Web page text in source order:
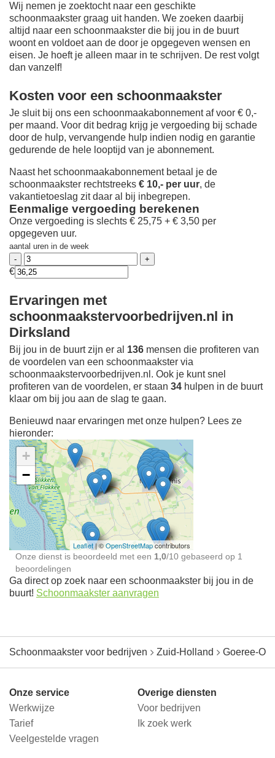
Wij nemen je zoektocht naar een geschikte
schoonmaakster graag uit handen. We zoeken daarbij
altijd naar een schoonmaakster die bij jou in de buurt
woont en voldoet aan de door je opgegeven wensen en
eisen. Je hoeft je alleen maar in te schrijven. De rest volgt
dan vanzelf!
Kosten voor een schoonmaakster
Je sluit bij ons een schoonmaakabonnement af voor € 0,-
per maand. Voor dit bedrag krijg je vergoeding bij schade
door de hulp, vervangende hulp indien nodig en garantie
gedurende de hele looptijd van je abonnement.
Naast het schoonmaakabonnement betaal je de
schoonmaakster rechtstreeks € 10,- per uur, de
vakantietoeslag zit daar al bij inbegrepen.
Eenmalige vergoeding berekenen
Onze vergoeding is slechts € 25,75 + € 3,50 per
opgegeven uur.
aantal uren in de week
€
Ervaringen met
schoonmaakstervoorbedrijven.nl in
Dirksland
Bij jou in de buurt zijn er al 136 mensen die profiteren van
de voordelen van een schoonmaakster via
schoonmaakstervoorbedrijven.nl. Ook je kunt snel
profiteren van de voordelen, er staan 34 hulpen in de buurt
klaar om bij jou aan de slag te gaan.
Benieuwd naar ervaringen met onze hulpen? Lees ze
hieronder:
Ontdek meer ervaringen
Schoonmaakster bij
jou in de buurt
+
−
Leaflet| ©OpenStreetMapcontributors
Onze dienst is beoordeeld met een 1,0/10 gebaseerd op 1
beoordelingen
Ga direct op zoek naar een schoonmaakster bij jou in de
buurt! Schoonmaakster aanvragen
Schoonmaakster voor bedrijven Zuid-Holland Goeree-
Onze service
Werkwijze
Tarief
Veelgestelde vragen
Overige diensten
Voor bedrijven
Ik zoek werk